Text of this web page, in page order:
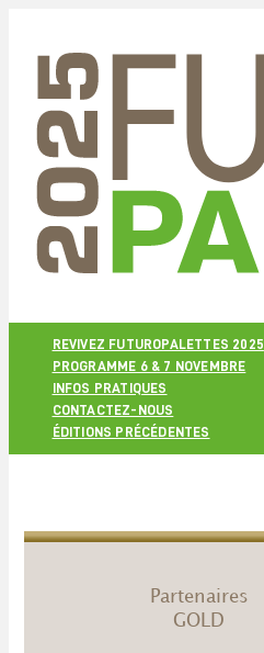
REVIVEZ FUTUROPALETTES 2025
PROGRAMME 6 & 7 NOVEMBRE
INFOS PRATIQUES
CONTACTEZ-NOUS
ÉDITIONS PRÉCÉDENTES
Partenaires
GOLD